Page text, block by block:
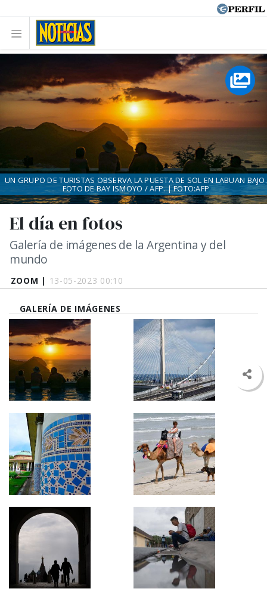
ZOOM | 13-05-2023 00:10
El día en fotos
Galería de imágenes de la Argentina y del
mundo
UN GRUPO DE TURISTAS OBSERVA LA PUESTA DE SOL EN LABUAN BAJO.
FOTO DE BAY ISMOYO / AFP. | FOTO:AFP
GALERÍA DE IMÁGENES